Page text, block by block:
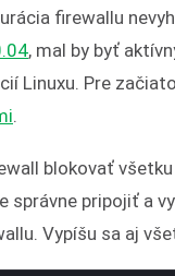
firewallu
, mal by byť
Linuxu. Pre
blokovať
správne pripojiť a
Vypíšu sa aj